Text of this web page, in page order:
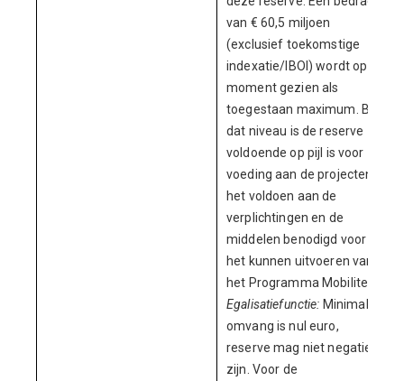
van € 60,5 miljoen
(exclusief toekomstige
indexatie/IBOI) wordt op dit
moment gezien als
toegestaan maximum. Bij
dat niveau is de reserve
voldoende op pijl is voor
voeding aan de projecten,
het voldoen aan de
verplichtingen en de
middelen benodigd voor
het kunnen uitvoeren van
het Programma Mobiliteit.
Egalisatiefunctie: Minimale
omvang is nul euro,
reserve mag niet negatief
zijn. Voor de